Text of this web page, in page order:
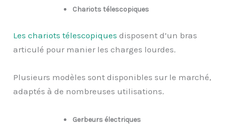
Chariots télescopiques
Les chariots télescopiques disposent d’un bras
articulé pour manier les charges lourdes.
Plusieurs modèles sont disponibles sur le marché,
adaptés à de nombreuses utilisations.
Gerbeurs électriques